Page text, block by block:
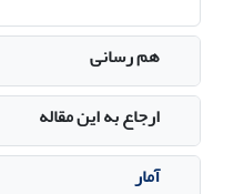
هم رسانی
ارجاع به این مقاله
آمار